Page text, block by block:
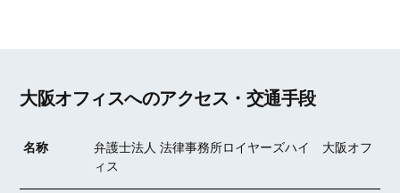
大阪オフィスへのアクセス・交通手段
名称
弁護士法人 法律事務所ロイヤーズハイ 大阪オフ
ィス